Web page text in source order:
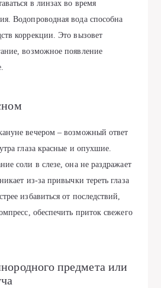
в линзах во время
Водопроводная вода способна
коррекции. Это вызовет
возможное появление
вечером – возможный ответ
глаза красные и опухшие.
соли в слезе, она не раздражает
из-за привычки тереть глаза
избавиться от последствий,
обеспечить приток свежего
предмета или